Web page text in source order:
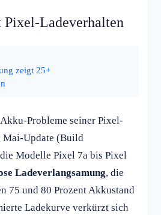
Ladeverhalten
zeigt 25+
Probleme seiner Pixel-
Mai-Update (Build
Modelle Pixel 7a bis Pixel
Ladeverlangsamung, die
75 und 80 Prozent Akkustand
Ladekurve verkürzt sich